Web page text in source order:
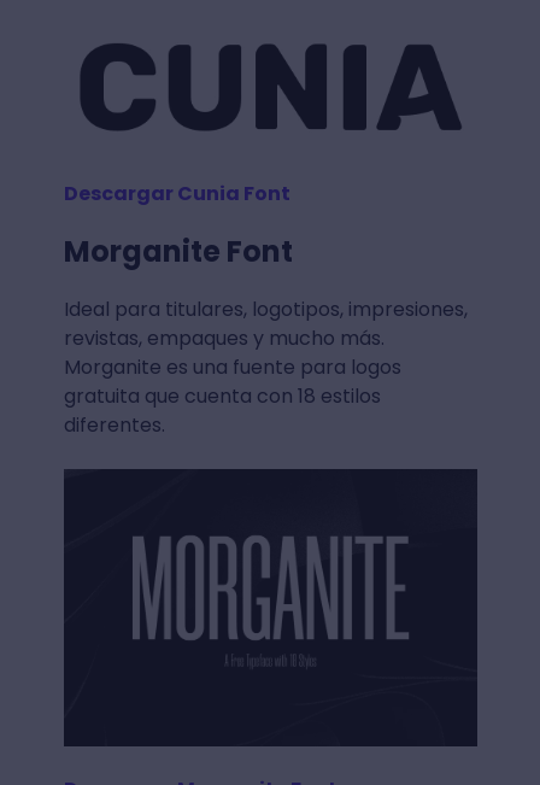
Descargar Cunia Font
Morganite Font
Ideal para titulares, logotipos, impresiones,
revistas, empaques y mucho más.
Morganite es una fuente para logos
gratuita que cuenta con 18 estilos
diferentes.